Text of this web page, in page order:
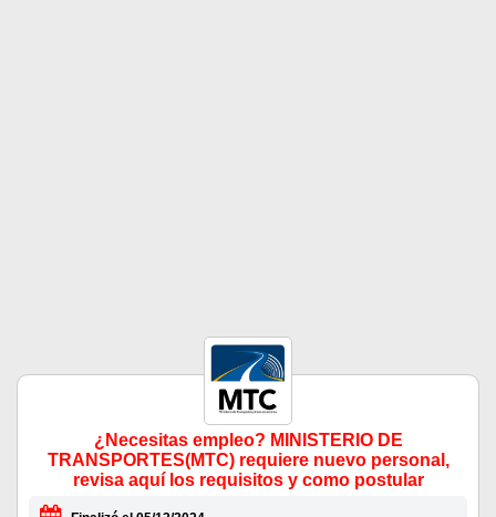
¿Necesitas empleo? MINISTERIO DE
TRANSPORTES(MTC) requiere nuevo personal,
revisa aquí los requisitos y como postular